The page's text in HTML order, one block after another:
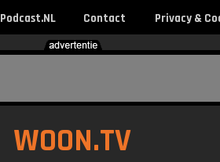
Podcast.NL Contact Privacy &
WOON.TV